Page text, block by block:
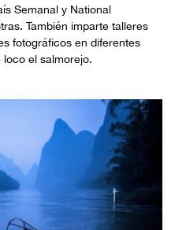
Semanal y National
También imparte talleres
fotográficos en diferentes
loco el salmorejo.